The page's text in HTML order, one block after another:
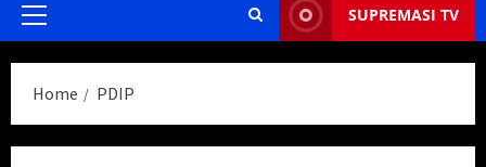
Primary
SUPREMASI TV
Home PDIP